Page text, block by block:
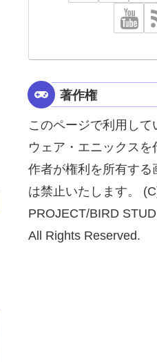
著作権
このページで利用して
ウェア・エニックス
作者が権利を所有する
は禁止いたします。
PROJECT/BIRD
All Rights Reserved.